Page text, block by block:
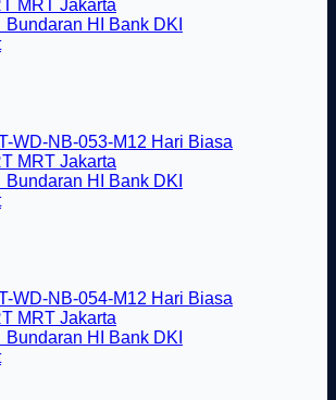
MRT Jakarta
HI Bank DKI
WD-NB-053-M12 Hari Biasa
MRT Jakarta
HI Bank DKI
WD-NB-054-M12 Hari Biasa
MRT Jakarta
HI Bank DKI